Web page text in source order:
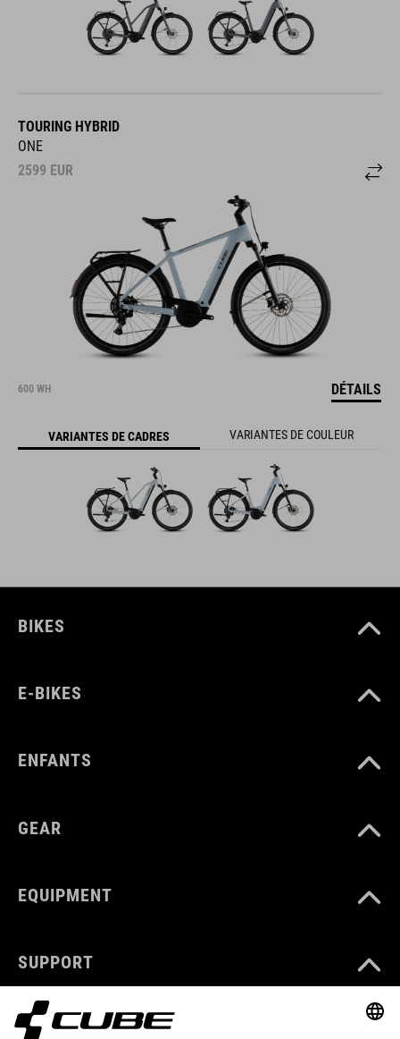
TOURING HYBRID
ONE
2599 EUR
600 WH DÉTAILS
VARIANTES DE CADRES VARIANTES DE COULEUR
BIKES
E-BIKES
ENFANTS
GEAR
EQUIPMENT
SUPPORT
ABOUT US